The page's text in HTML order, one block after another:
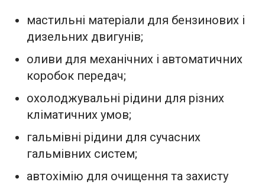
мастильні матеріали для бензинових і
дизельних двигунів;
оливи для механічних і автоматичних
коробок передач;
охолоджувальні рідини для різних
кліматичних умов;
гальмівні рідини для сучасних
гальмівних систем;
автохімію для очищення та захисту